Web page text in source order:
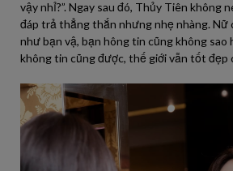
vậy nhỉ?”. Ngay sau đó, Thủy Tiên không
đáp trả thẳng thắn nhưng nhẹ nhàng. Nữ
như bạn vậ, bạn hông tin cũng không
không tin cũng được, thế giới vẫn tốt đẹp